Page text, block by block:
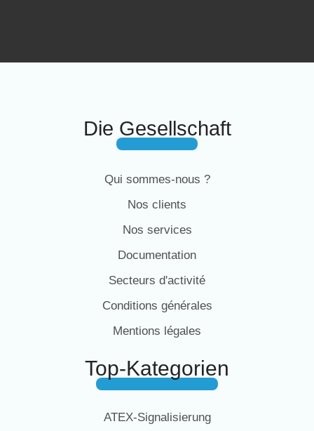
Die Gesellschaft
Qui sommes-nous ?
Nos clients
Nos services
Documentation
Secteurs d'activité
Conditions générales
Mentions légales
Top-Kategorien
ATEX-Signalisierung